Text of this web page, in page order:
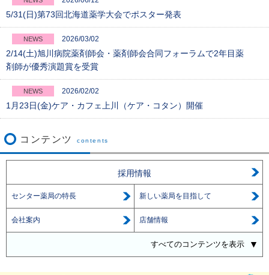
5/31(日)第73回北海道薬学大会でポスター発表
NEWS 2026/03/02
2/14(土)旭川病院薬剤師会・薬剤師会合同フォーラムで2年目薬
剤師が優秀演題賞を受賞
NEWS 2026/02/02
1月23日(金)ケア・カフェ上川（ケア・コタン）開催
コンテンツ contents
採用情報
センター薬局の特長 新しい薬局を目指して
会社案内 店舗情報
すべてのコンテンツを表示